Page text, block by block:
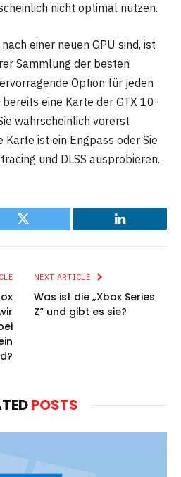
nicht optimal nutzen.
einer neuen GPU sind, ist
Sammlung der besten
Option für jeden
bereits eine Karte der GTX 10-
wahrscheinlich vorerst
Karte ist ein Engpass oder Sie
und DLSS ausprobieren.
Twitter LinkedIn
NEXT ARTICLE
Was ist die „Xbox Series
Z“ und gibt es sie?
POSTS